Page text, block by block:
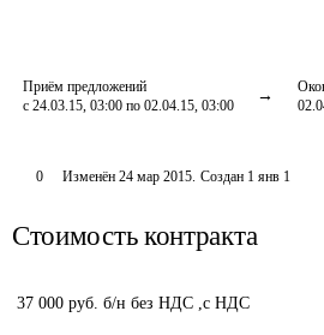
Приём предложений
с 24.03.15, 03:00 по 02.04.15, 03:00
0 Изменён 24 мар 2015. Создан 1 янв 1
Стоимость контракта
37 000 руб. б/н без НДС ,с НДС